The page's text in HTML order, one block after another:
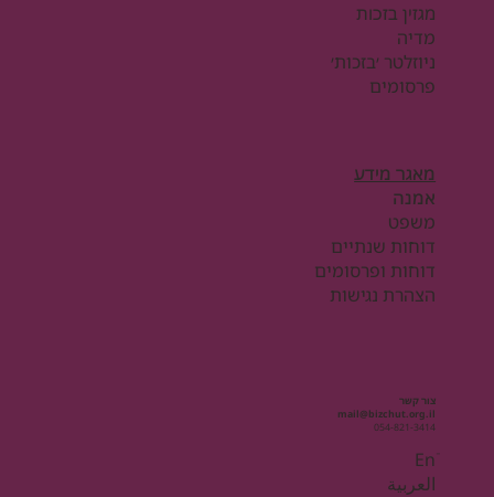
צור קשר
mail@bizchut.org.il
054-821-3414
Enֿ
العربية
מגזין בזכות
מדיה
ניוזלטר ׳בזכות׳
פרסומים
מאגר מידע
אמנה
משפט
דוחות שנתיים
דוחות ופרסומים
הצהרת נגישות